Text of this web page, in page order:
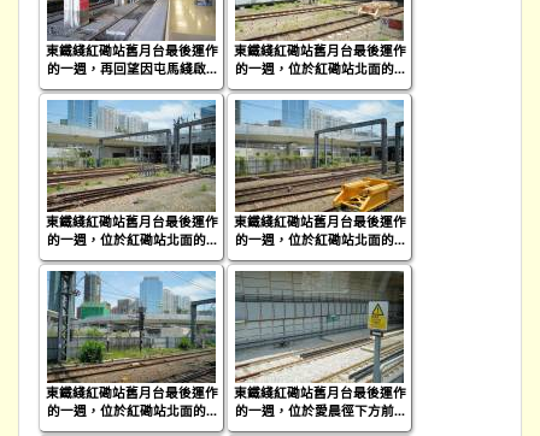
東鐵綫紅磡站舊月台最後運作
的一週，再回望因屯馬綫啟...
東鐵綫紅磡站舊月台最後運作
的一週，位於紅磡站北面的...
東鐵綫紅磡站舊月台最後運作
的一週，位於紅磡站北面的...
東鐵綫紅磡站舊月台最後運作
的一週，位於紅磡站北面的...
東鐵綫紅磡站舊月台最後運作
的一週，位於紅磡站北面的...
東鐵綫紅磡站舊月台最後運作
的一週，位於愛晨徑下方前...